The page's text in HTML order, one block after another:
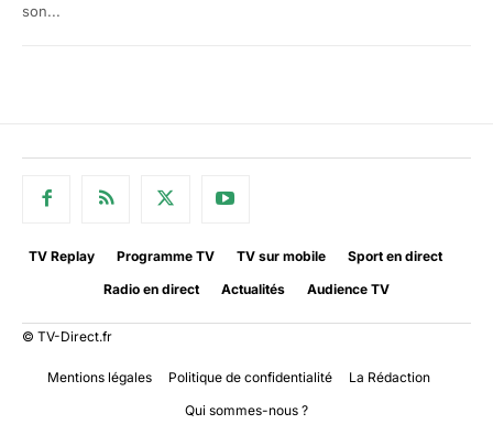
son...
TV Replay Programme TV TV sur mobile
Sport en direct
Radio en direct
Actualités Audience TV
© TV-Direct.fr
Mentions légales Politique de confidentialité
La Rédaction
Qui sommes-nous ?